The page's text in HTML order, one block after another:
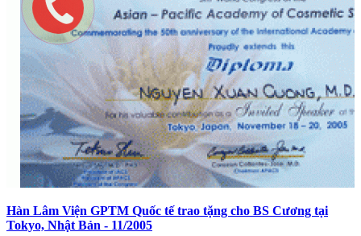
Hàn Lâm Viện GPTM Quốc tế trao tặng cho BS Cương tại
Tokyo, Nhật Bản - 11/2005